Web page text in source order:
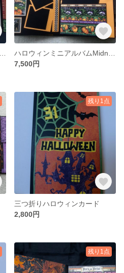
7,500円
残り1点
三つ折りハロウィンカード
2,800円
残り1点